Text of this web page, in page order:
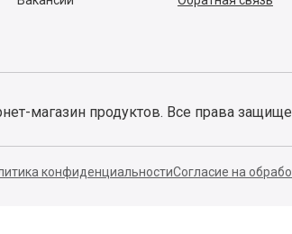
магазин продуктов. Все права
конфиденциальностиСогласие на